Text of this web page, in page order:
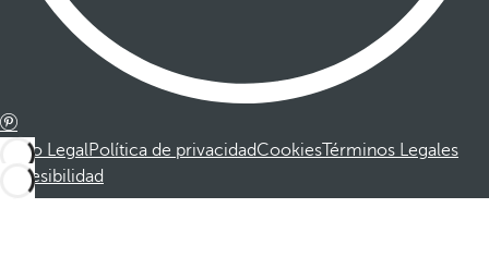
Aviso LegalPolítica de privacidadCookiesTérminos Legales
Accesibilidad